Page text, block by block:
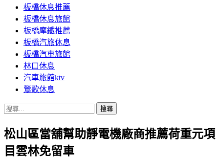
板橋休息推薦
板橋休息旅館
板橋摩鐵推薦
板橋汽旅休息
板橋汽車旅館
林口休息
汽車旅館ktv
鶯歌休息
搜
關
鍵
字:
松山區當舖幫助靜電機廠商推薦荷重元項
目雲林免留車